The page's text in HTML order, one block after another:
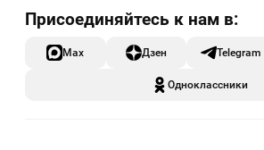
Max Дзен Telegram
Одноклассники